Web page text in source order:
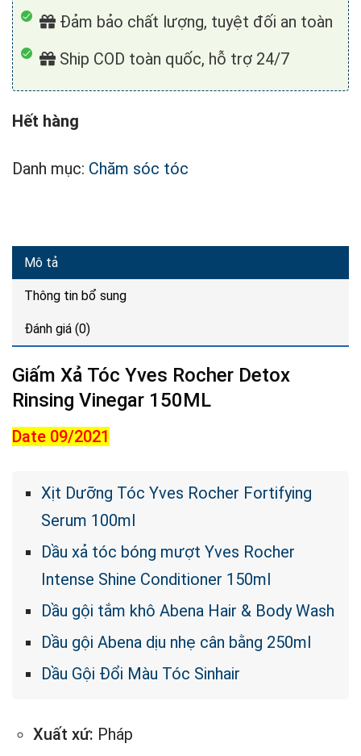
Đảm bảo chất lượng, tuyệt đối an toàn
Ship COD toàn quốc, hỗ trợ 24/7
Hết hàng
Danh mục: Chăm sóc tóc
Mô tả
Thông tin bổ sung
Đánh giá (0)
Giấm Xả Tóc Yves Rocher Detox
Rinsing Vinegar 150ML
Date 09/2021
Xịt Dưỡng Tóc Yves Rocher Fortifying
Serum 100ml
Dầu xả tóc bóng mượt Yves Rocher
Intense Shine Conditioner 150ml
Dầu gội tắm khô Abena Hair & Body Wash
Dầu gội Abena dịu nhẹ cân bằng 250ml
Dầu Gội Đổi Màu Tóc Sinhair
Xuất xứ: Pháp